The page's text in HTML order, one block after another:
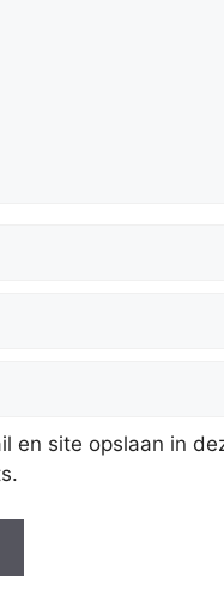
en site opslaan in